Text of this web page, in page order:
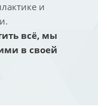
и
всё, мы
в своей